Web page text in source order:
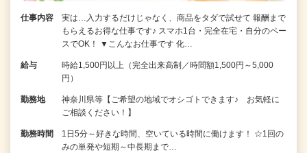
仕事内容
実は…入力するだけじゃなく、商品をタダで試せて 報酬まで
もらえるお得な仕事です♪ スマホ1台・完全在宅・自分のペー
スでOK！ ▼こんなお仕事です 化…
給与
時給1,500円以上（完全出来高制／時間額1,500円～5,000
円）
勤務地
神奈川県等【ご希望の地域でオシゴトできます♪ お気軽に
ご相談ください！】
勤務時間
1日5分～好きな時間、空いている時間に働けます！ ☆1回の
みの単発や短期～中長期まで…